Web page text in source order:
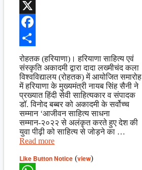
WhatsApp
X
Facebook
Share
रोहतक (हरियाणा)। हरियाणा साहित्य एवं
संस्कृति अकादमी द्वारा दादा लख्मीचंद कला
विश्वविद्यालय (रोहतक) में आयोजित समारोह
में हरियाणा के मुख्यमंत्री नायब सिंह सैनी ने
प्रख्यात हिंदी सेवी साहित्यकार व संपादक
डॉ. विनोद बब्बर को अकादमी के सर्वोच्च
सम्मान ‘आजीवन साहित्य साधना
सम्मान-२०२२ से अलंकृत करते हुए देश की
युवा पीढ़ी को साहित्य से जोड़ने का …
Read more
Like Button Notice (view)